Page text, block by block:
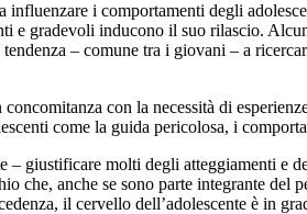
i comportamenti degli
e gradevoli inducono il suo rilascio.
– comune tra i giovani – a
con la necessità di
come la guida pericolosa, i
giustificare molti degli atteggiamenti e
che, anche se sono parte integrante del
il cervello dell’adolescente è in